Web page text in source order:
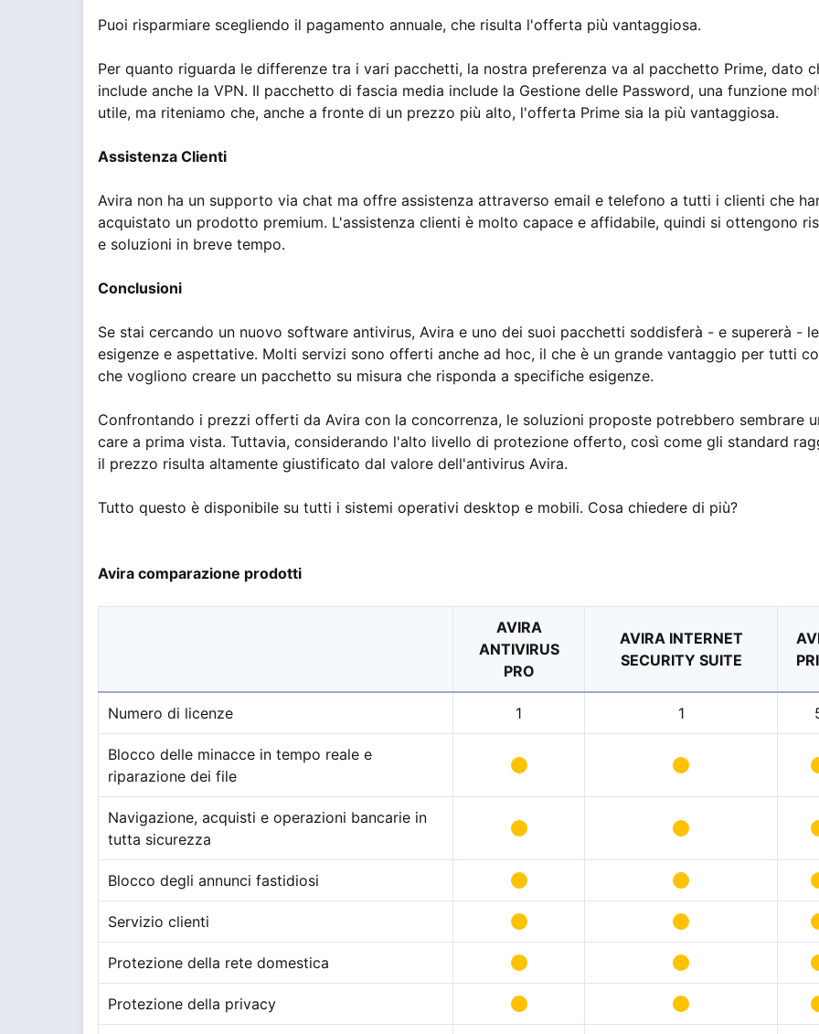
Puoi risparmiare scegliendo il pagamento annuale, che risulta l'offerta più vantaggiosa.
Per quanto riguarda le differenze tra i vari pacchetti, la nostra preferenza va al pacchetto Prime, dato
include anche la VPN. Il pacchetto di fascia media include la Gestione delle Password, una funzione
utile, ma riteniamo che, anche a fronte di un prezzo più alto, l'offerta Prime sia la più vantaggiosa.
Assistenza Clienti
Avira non ha un supporto via chat ma offre assistenza attraverso email e telefono a tutti i clienti che
acquistato un prodotto premium. L'assistenza clienti è molto capace e affidabile, quindi si ottengono
e soluzioni in breve tempo.
Conclusioni
Se stai cercando un nuovo software antivirus, Avira e uno dei suoi pacchetti soddisferà - e supererà -
esigenze e aspettative. Molti servizi sono offerti anche ad hoc, il che è un grande vantaggio per tutti
che vogliono creare un pacchetto su misura che risponda a specifiche esigenze.
Confrontando i prezzi offerti da Avira con la concorrenza, le soluzioni proposte potrebbero sembrare
care a prima vista. Tuttavia, considerando l'alto livello di protezione offerto, così come gli standard
il prezzo risulta altamente giustificato dal valore dell'antivirus Avira.
Tutto questo è disponibile su tutti i sistemi operativi desktop e mobili. Cosa chiedere di più?
Avira comparazione prodotti
AVIRA
ANTIVIRUS
PRO
AVIRA INTERNET
SECURITY SUITE
Numero di licenze 1 1
Blocco delle minacce in tempo reale e
riparazione dei file
Navigazione, acquisti e operazioni bancarie in
tutta sicurezza
Blocco degli annunci fastidiosi
Servizio clienti
Protezione della rete domestica
Protezione della privacy